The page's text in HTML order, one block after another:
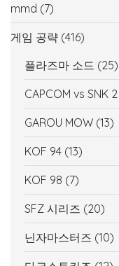
mmd (7)
게임 공략 (416)
플라즈마 소드 (25)
CAPCOM vs SNK 2
GAROU MOW (13)
KOF 94 (13)
KOF 98 (7)
SFZ 시리즈 (20)
닌자마스터즈 (10)